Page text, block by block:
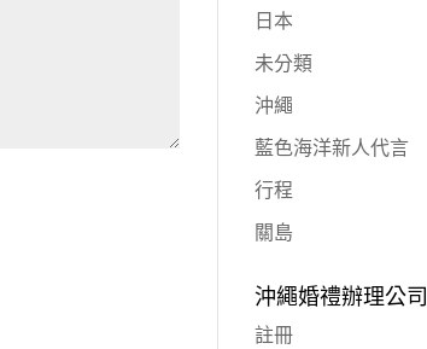
日本
未分類
沖繩
藍色海洋新人代言
行程
關島
沖繩婚禮辦理公司
註冊